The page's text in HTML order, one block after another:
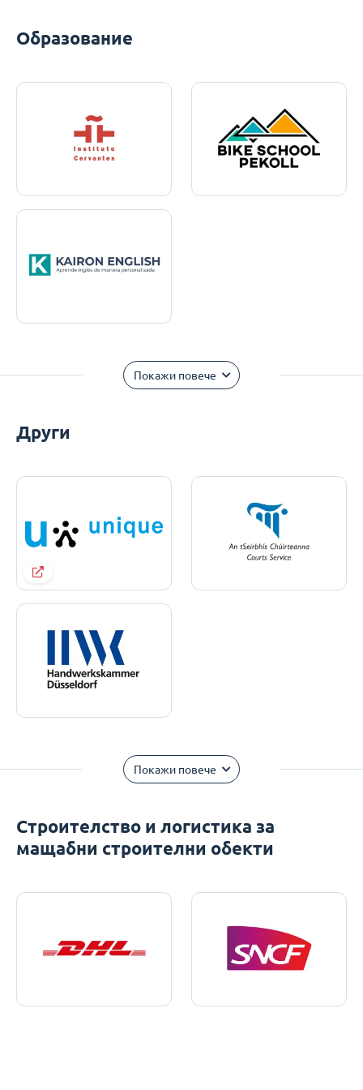
Образование
Покажи повече
Други
Покажи повече
Строителство и логистика за
мащабни строителни обекти